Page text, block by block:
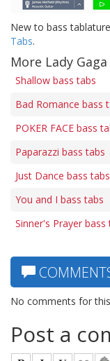
New to bass
Tabs.
More Lady
Shallow bass tabs
Bad Romance bass
POKER FACE bass
Paparazzi bass tabs
Just Dance bass tabs
You and I bass tabs
Sinner's Prayer bass
No comments for
Post a